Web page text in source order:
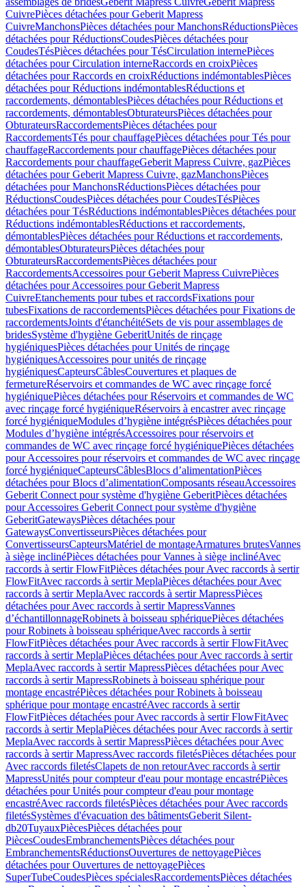
CuivrePièces détachées pour Geberit Mapress
CuivreManchonsPièces détachées pour ManchonsRéductionsPièces
détachées pour RéductionsCoudesPièces détachées pour
CoudesTésPièces détachées pour TésCirculation internePièces
détachées pour Circulation interneRaccords en croixPièces
détachées pour Raccords en croixRéductions indémontablesPièces
détachées pour Réductions indémontablesRéductions et
raccordements, démontablesPièces détachées pour Réductions et
raccordements, démontablesObturateursPièces détachées pour
ObturateursRaccordementsPièces détachées pour
RaccordementsTés pour chauffagePièces détachées pour Tés pour
chauffageRaccordements pour chauffagePièces détachées pour
Raccordements pour chauffageGeberit Mapress Cuivre, gazPièces
détachées pour Geberit Mapress Cuivre, gazManchonsPièces
détachées pour ManchonsRéductionsPièces détachées pour
RéductionsCoudesPièces détachées pour CoudesTésPièces
détachées pour TésRéductions indémontablesPièces détachées pour
Réductions indémontablesRéductions et raccordements,
démontablesPièces détachées pour Réductions et raccordements,
démontablesObturateursPièces détachées pour
ObturateursRaccordementsPièces détachées pour
RaccordementsAccessoires pour Geberit Mapress CuivrePièces
détachées pour Accessoires pour Geberit Mapress
CuivreEtanchements pour tubes et raccordsFixations pour
tubesFixations de raccordementsPièces détachées pour Fixations de
raccordementsJoints d'étanchéitéSets de vis pour assemblages de
bridesSystème d'hygiène GeberitUnités de rinçage
hygiéniquesPièces détachées pour Unités de rinçage
hygiéniquesAccessoires pour unités de rinçage
hygiéniquesCapteursCâblesCouvertures et plaques de
fermetureRéservoirs et commandes de WC avec rinçage forcé
hygiéniquePièces détachées pour Réservoirs et commandes de WC
avec rinçage forcé hygiéniqueRéservoirs à encastrer avec rinçage
forcé hygiéniqueModules d’hygiène intégrésPièces détachées pour
Modules d’hygiène intégrésAccessoires pour réservoirs et
commandes de WC avec rinçage forcé hygiéniquePièces détachées
pour Accessoires pour réservoirs et commandes de WC avec rinçage
forcé hygiéniqueCapteursCâblesBlocs d’alimentationPièces
détachées pour Blocs d’alimentationComposants réseauAccessoires
Geberit Connect pour système d'hygiène GeberitPièces détachées
pour Accessoires Geberit Connect pour système d'hygiène
GeberitGatewaysPièces détachées pour
GatewaysConvertisseursPièces détachées pour
ConvertisseursCapteursMatériel de montageArmatures brutesVannes
à siège inclinéPièces détachées pour Vannes à siège inclinéAvec
raccords à sertir FlowFitPièces détachées pour Avec raccords à sertir
FlowFitAvec raccords à sertir MeplaPièces détachées pour Avec
raccords à sertir MeplaAvec raccords à sertir MapressPièces
détachées pour Avec raccords à sertir MapressVannes
d’échantillonnageRobinets à boisseau sphériquePièces détachées
pour Robinets à boisseau sphériqueAvec raccords à sertir
FlowFitPièces détachées pour Avec raccords à sertir FlowFitAvec
raccords à sertir MeplaPièces détachées pour Avec raccords à sertir
MeplaAvec raccords à sertir MapressPièces détachées pour Avec
raccords à sertir MapressRobinets à boisseau sphérique pour
montage encastréPièces détachées pour Robinets à boisseau
sphérique pour montage encastréAvec raccords à sertir
FlowFitPièces détachées pour Avec raccords à sertir FlowFitAvec
raccords à sertir MeplaPièces détachées pour Avec raccords à sertir
MeplaAvec raccords à sertir MapressPièces détachées pour Avec
raccords à sertir MapressAvec raccords filetésPièces détachées pour
Avec raccords filetésClapets de non retourAvec raccords à sertir
MapressUnités pour compteur d'eau pour montage encastréPièces
détachées pour Unités pour compteur d'eau pour montage
encastréAvec raccords filetésPièces détachées pour Avec raccords
filetésSystèmes d'évacuation des bâtimentsGeberit Silent-
db20TuyauxPiècesPièces détachées pour
PiècesCoudesEmbranchementsPièces détachées pour
EmbranchementsRéductionsOuvertures de nettoyagePièces
détachées pour Ouvertures de nettoyagePièces
SuperTubeCoudesPièces spécialesRaccordementsPièces détachées